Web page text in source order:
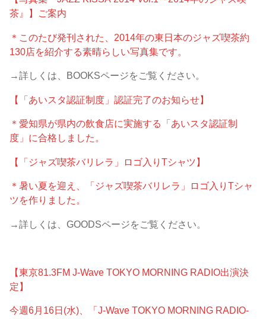
茶』】ご案内
＊このたび発刊された、2014年の東日本のジャズ喫茶約
130店を紹介する素晴らしい写真集です。
→詳しくは、BOOKSページをご覧ください。
【「あいスタ認証制度」認証完了のお知らせ】
＊愛知県が県内の飲食店に実施する「あいスタ認証制
度」に合格しました。
【「ジャズ喫茶バリレラ」ロゴ入りTシャツ】
＊暑い夏を迎え、「ジャズ喫茶バリレラ」ロゴ入りTシャ
ツを作りました。
→詳しくは、GOODSページをご覧ください。
【東京81.3FM J-Wave TOKYO MORNING RADIO出演決
定】
今週6月16日(水)、「J-Wave TOKYO MORNING RADIO-